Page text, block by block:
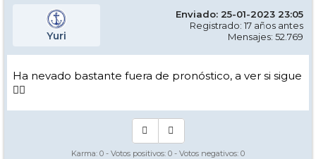
Yuri
Enviado: 25-01-2023 23:05
Registrado: 17 años antes
Mensajes: 52.769
Ha nevado bastante fuera de pronóstico, a ver si sigue
👍🏻
Karma: 0 - Votos positivos: 0 - Votos negativos: 0